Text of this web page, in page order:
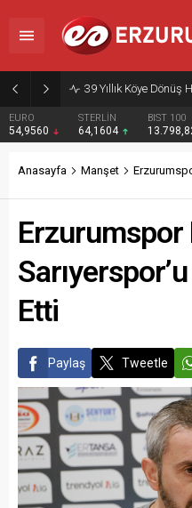
EURO
54,9560
STERLİN
64,1604
BIST 100
Anasayfa Manşet
Erzurumspor
Etti
Paylaş Tweetle